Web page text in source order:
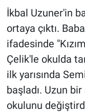
İkbal Uzuner'in
ortaya çıktı.
ifadesinde
Çelik'le okulda
ilk yarısında
başladı. Uzun
okulunu